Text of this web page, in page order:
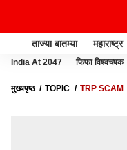
ताज्या बातम्या महाराष्ट्र
India At 2047 फिफा विश्वचषक
मुख्यपृष्ठ TOPIC TRP SCAM